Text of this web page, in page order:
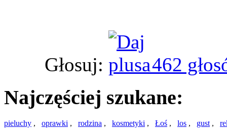
Głosuj: 462
Najczęściej szukane:
pieluchy , oprawki , rodzina , kosmetyki , Łoś , los , gust ,